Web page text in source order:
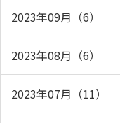
2023年09月（6）
2023年08月（6）
2023年07月（11）